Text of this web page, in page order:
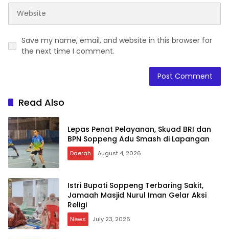
Save my name, email, and website in this browser for
the next time I comment.
Read Also
Lepas Penat Pelayanan, Skuad BRI dan
BPN Soppeng Adu Smash di Lapangan
Daerah August 4, 2026
Istri Bupati Soppeng Terbaring Sakit,
Jamaah Masjid Nurul Iman Gelar Aksi
Religi
News July 23, 2026